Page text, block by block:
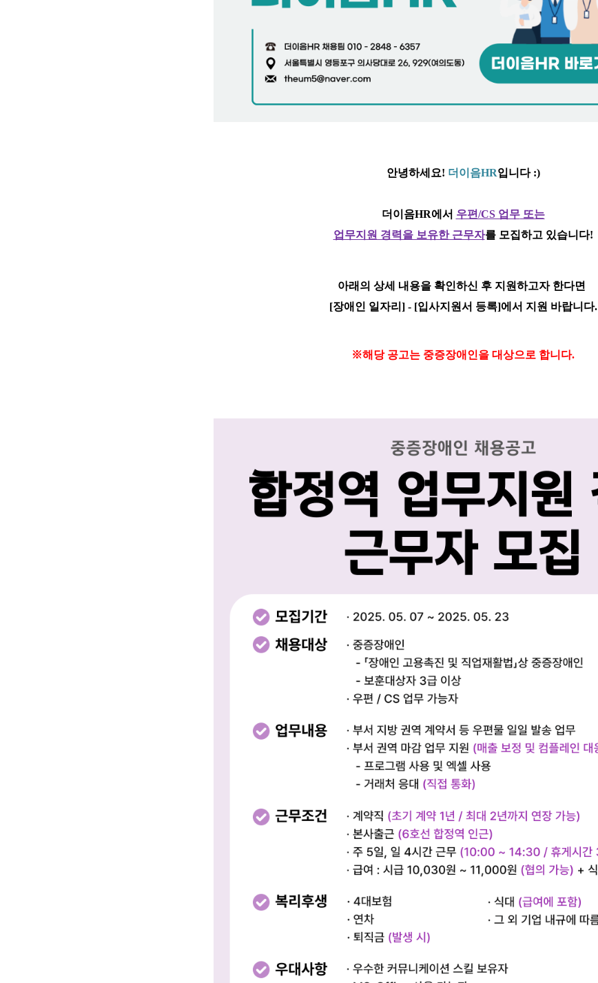
안녕하세요! 더이음HR입니다 :)
더이음HR에서 우편/CS 업무또는
업무지원 경력을 보유한 근무자를모집하고 있습니다!
아래의 상세 내용을 확인하신 후 지원하고자 한다면
[장애인 일자리] - [입사지원서 등록]에서 지원 바랍니다.
※해당 공고는 중증장애인을 대상으로 합니다.